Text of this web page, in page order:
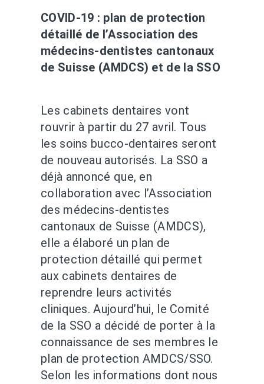
COVID-19 : plan de protection
détaillé de l’Association des
médecins-dentistes cantonaux
de Suisse (AMDCS) et de la SSO
Les cabinets dentaires vont
rouvrir à partir du 27 avril. Tous
les soins bucco-dentaires seront
de nouveau autorisés. La SSO a
déjà annoncé que, en
collaboration avec l’Association
des médecins-dentistes
cantonaux de Suisse (AMDCS),
elle a élaboré un plan de
protection détaillé qui permet
aux cabinets dentaires de
reprendre leurs activités
cliniques. Aujourd’hui, le Comité
de la SSO a décidé de porter à la
connaissance de ses membres le
plan de protection AMDCS/SSO.
Selon les informations dont nous